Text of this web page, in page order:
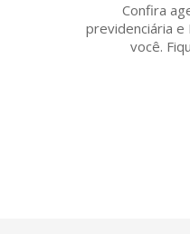
Confira
previdenciária e
você.